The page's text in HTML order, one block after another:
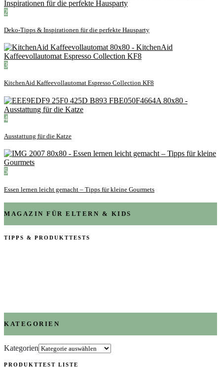
2
Deko-Tipps & Inspirationen für die perfekte Hausparty
3
KitchenAid Kaffeevollautomat Espresso Collection KF8
4
Ausstattung für die Katze
5
Essen lernen leicht gemacht – Tipps für kleine Gourmets
MAGAZIN FÜR ELTERN & KIDS
TIPPS & PRODUKTTESTS
KATEGORIEN
Kategorien
PRODUKTTEST LISTE